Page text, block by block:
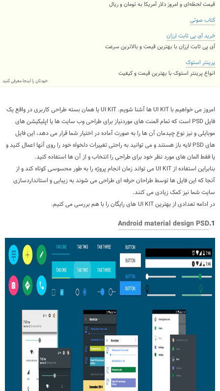
قیمت لحظه‌ای و امروز دلار آمریکا به تومان و ریال
کتاب صوتی
خرید آی پی ثابت ارزان
آی پی ثابت ارزان با بهترین قیمت و بالاترین سرعت
پرینتر استوک
انواع پرینتر استوک با بهترین قیمت و کیفیت
خودتان را اینجا معرفی کنید
امروز می خواهیم با UI KITها آشنا شویم. UI KITیا همان بسته طراحی کاربری در واقع یک
فایلPSD است که تمام المنت های موردنیاز برای طراحی وب سایت ها یا اپلیکیشن های
موبایلی و نیز نوع چیدمان آن ها را به صورت آماده در اختیار شما قرار می دهد، این فایل
هایPSD لایه باز هستند و می توانید به راحتی تغییرات دلخواه خود را روی آنها اعمال کنید و
یا فقط المان های مورد نظر خود برای طراحی را انتخاب و از آن ها استفاده کنید.
بنابراین استفاده از UI KIT می تواند زمان انجام پروژه را به طور محسوسی کوتاه کند و از
آنجا که این فایل ها توسط طراحان حرفه ای طراحی می شوند به زیبایی و استانداردسازی
سایت شما نیز کمک زیادی می کنند.
در ادامه تعدادی از بهترینUI KIT های رایگان را با هم بررسی می کنیم.
1.
Android material design PSD